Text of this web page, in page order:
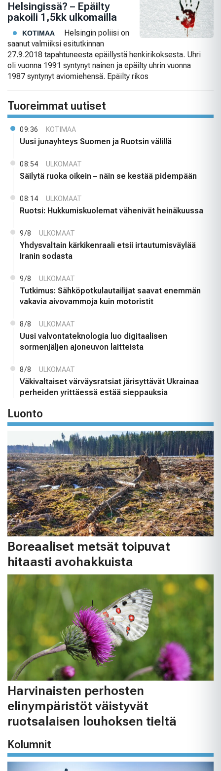
Helsingissä? – Epäilty
pakoili 1,5kk ulkomailla
KOTIMAA
Helsingin poliisi on
saanut valmiiksi esitutkinnan
27.9.2018 tapahtuneesta epäillystä henkirikoksesta. Uhri
oli vuonna 1991 syntynyt nainen ja epäilty uhrin vuonna
1987 syntynyt aviomiehensä. Epäilty rikos
Tuoreimmat uutiset
09:36 KOTIMAA
Uusi junayhteys Suomen ja Ruotsin välillä
08:54 ULKOMAAT
Säilytä ruoka oikein – näin se kestää pidempään
08:14 ULKOMAAT
Ruotsi: Hukkumiskuolemat vähenivät heinäkuussa
9/8 ULKOMAAT
Yhdysvaltain kärkikenraali etsii irtautumisväylää
Iranin sodasta
9/8 ULKOMAAT
Tutkimus: Sähköpotkulautailijat saavat enemmän
vakavia aivovammoja kuin motoristit
8/8 ULKOMAAT
Uusi valvontateknologia luo digitaalisen
sormenjäljen ajoneuvon laitteista
8/8 ULKOMAAT
Väkivaltaiset värväysratsiat järisyttävät Ukrainaa
perheiden yrittäessä estää sieppauksia
Luonto
Boreaaliset metsät toipuvat
hitaasti avohakkuista
Harvinaisten perhosten
elinympäristöt väistyvät
ruotsalaisen louhoksen tieltä
Kolumnit